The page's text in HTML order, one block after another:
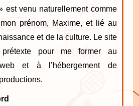
est venu naturellement comme
prénom, Maxime, et lié au
et de la culture. Le site
pour me former au
web et à l’hébergement de